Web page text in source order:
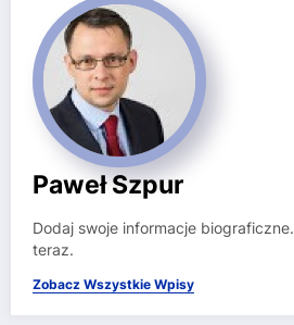
Paweł Szpur
Dodaj swoje informacje biograficzne.
teraz.
Zobacz Wszystkie Wpisy